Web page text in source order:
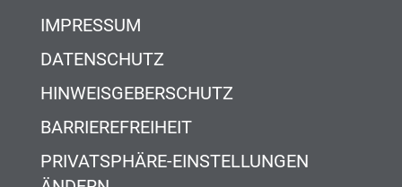
IMPRESSUM
DATENSCHUTZ
HINWEISGEBERSCHUTZ
BARRIEREFREIHEIT
PRIVATSPHÄRE-EINSTELLUNGEN